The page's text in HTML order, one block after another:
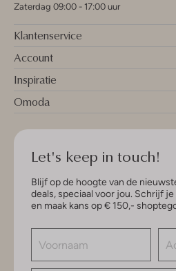
Zaterdag 09:00 - 17:00 uur
Klantenservice
Account
Inspiratie
Omoda
Let's keep in touch!
Blijf op de hoogte van de
deals, speciaal voor jou. Schrijf
en maak kans op € 150,-